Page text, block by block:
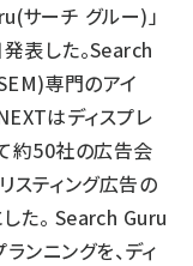
サーチ グルー)」
表した。Search
専門のアイ
はディスプレ
約50社の広告会
スティング広告の
た。 Search Guru
ンニングを、ディ